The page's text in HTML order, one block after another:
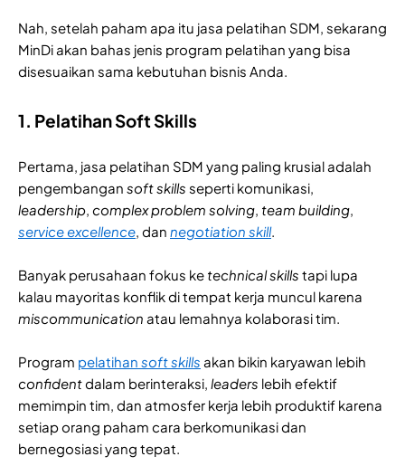
Nah, setelah paham apa itu jasa pelatihan SDM, sekarang
MinDi akan bahas jenis program pelatihan yang bisa
disesuaikan sama kebutuhan bisnis Anda.
1. Pelatihan Soft Skills
Pertama, jasa pelatihan SDM yang paling krusial adalah
pengembangan soft skills seperti komunikasi,
leadership, complex problem solving, team building,
service excellence, dan negotiation skill.
Banyak perusahaan fokus ke technical skills tapi lupa
kalau mayoritas konflik di tempat kerja muncul karena
miscommunication atau lemahnya kolaborasi tim.
Program pelatihan soft skills akan bikin karyawan lebih
confidentdalam berinteraksi, leaders lebih efektif
memimpin tim, dan atmosfer kerja lebih produktif karena
setiap orang paham cara berkomunikasi dan
bernegosiasi yang tepat.